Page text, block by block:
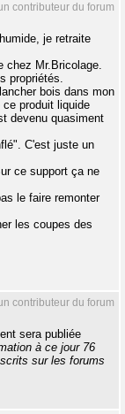
contributeur du forum
je retraite
chez Mr.Bricolage.
propriétés.
bois dans mon
produit liquide
devenu quasiment
C'est juste un
ce support ça ne
le faire remonter
les coupes des
contributeur du forum
sera publiée
à ce jour 76
sur les forums